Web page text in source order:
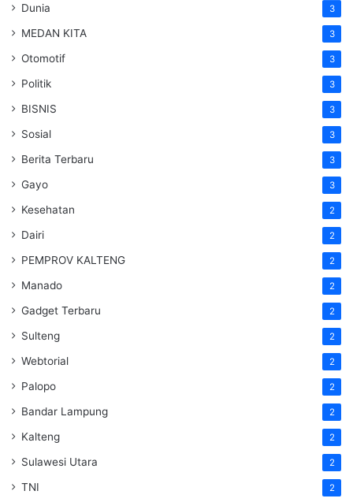
Dunia 3
MEDAN KITA 3
Otomotif 3
Politik 3
BISNIS 3
Sosial 3
Berita Terbaru 3
Gayo 3
Kesehatan 2
Dairi 2
PEMPROV KALTENG 2
Manado 2
Gadget Terbaru 2
Sulteng 2
Webtorial 2
Palopo 2
Bandar Lampung 2
Kalteng 2
Sulawesi Utara 2
TNI 2